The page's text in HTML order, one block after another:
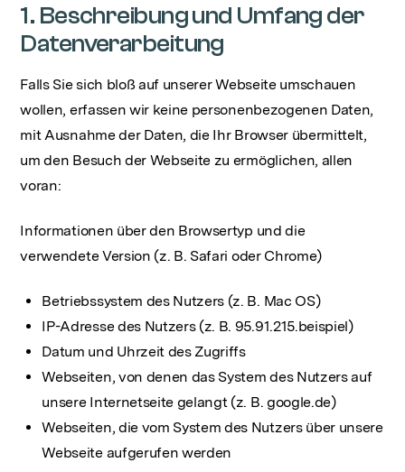
1. Beschreibung und Umfang der
Datenverarbeitung
Falls Sie sich bloß auf unserer Webseite umschauen
wollen, erfassen wir keine personenbezogenen Daten,
mit Ausnahme der Daten, die Ihr Browser übermittelt,
um den Besuch der Webseite zu ermöglichen, allen
voran:
Informationen über den Browsertyp und die
verwendete Version (z. B. Safari oder Chrome)
Betriebssystem des Nutzers (z. B. Mac OS)
IP-Adresse des Nutzers (z. B. 95.91.215.beispiel)
Datum und Uhrzeit des Zugriffs
Webseiten, von denen das System des Nutzers auf
unsere Internetseite gelangt (z. B. google.de)
Webseiten, die vom System des Nutzers über unsere
Webseite aufgerufen werden